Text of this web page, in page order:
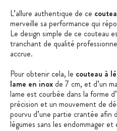
L’allure authentique de ce
merveille sa performance qui
Le design simple de ce couteau
tranchant de qualité
accrue.
Pour obtenir cela, le couteau à
lame en inox de 7 cm, et d’un
lame est courbée dans la forme
précision et un mouvement de
pourvu d’une partie crantée
légumes sans les endommager